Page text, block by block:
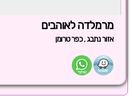
מרמלדה לאוהבים
אזור נתבג,כפר טרומן